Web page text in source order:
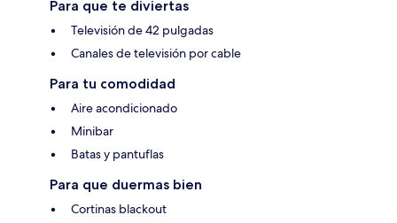
Para que te diviertas
Televisión de 42 pulgadas
Canales de televisión por cable
Para tu comodidad
Aire acondicionado
Minibar
Batas y pantuflas
Para que duermas bien
Cortinas blackout